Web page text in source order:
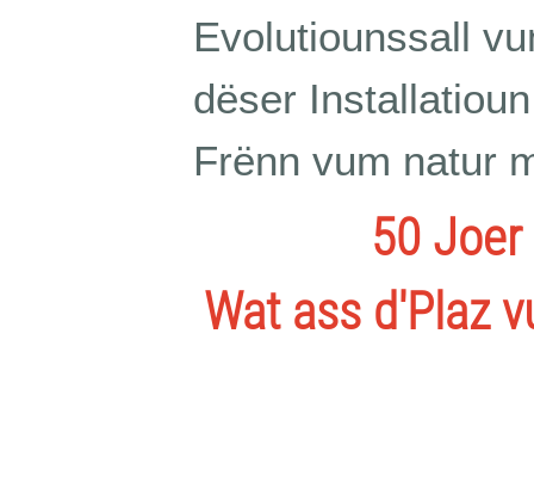
Evolutiounssall
dëser
Frënn vum natur
50
Wat ass d'Plaz